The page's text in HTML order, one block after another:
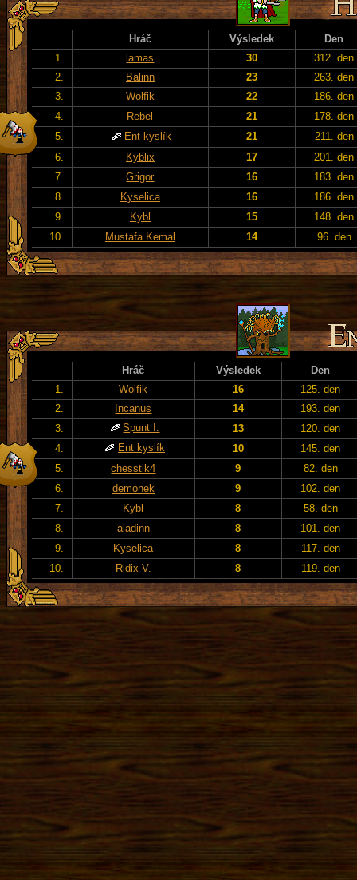
Hráč Výsledek
Den
1.
lamas 30
312. den
2.
Balinn 23
263. den
3.
Wolfik 22
186. den
4.
Rebel 21
178. den
5.
Ent kyslík 21
211. den
6.
Kyblix 17
201. den
7.
Grigor 16
183. den
8.
Kyselica 16
186. den
9.
Kybl 15
148. den
10.
Mustafa Kemal 14 96. den
Hráč Výsledek
Den
1.
Wolfik 16
125. den
2.
Incanus 14
193. den
3.
Spunt I. 13
120. den
4.
Ent kyslík 10
145. den
5.
chesstik4 9
82. den
6.
demonek 9
102. den
7.
Kybl 8
58. den
8.
aladinn 8
101. den
9.
Kyselica 8
117. den
10.
Ridix V. 8 119. den